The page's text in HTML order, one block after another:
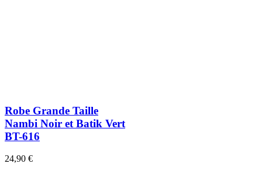
Robe Grande Taille
Nambi Noir et Batik Vert
BT-616
24,90 €